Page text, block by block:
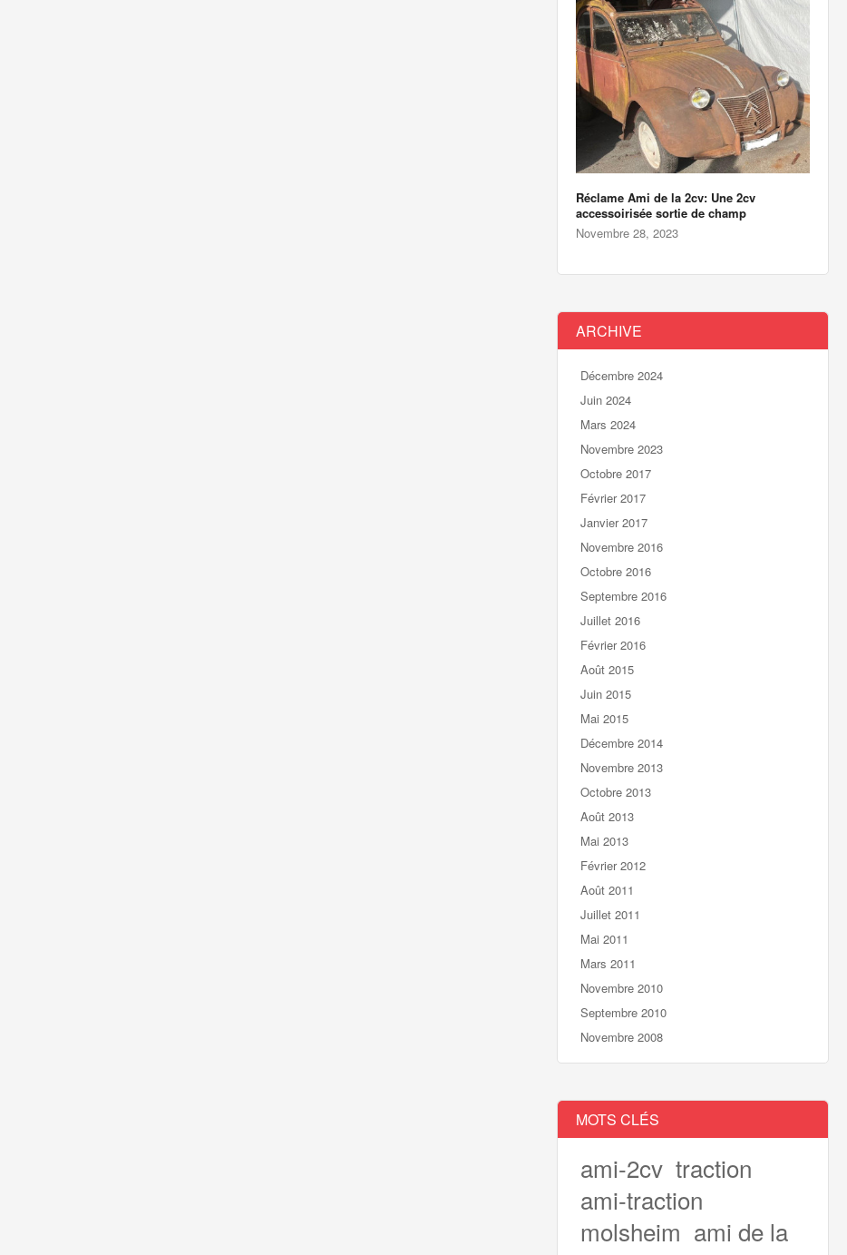
Réclame Ami de la 2cv: Une 2cv
accessoirisée sortie de champ
Novembre 28, 2023
ARCHIVE
Décembre 2024
Juin 2024
Mars 2024
Novembre 2023
Octobre 2017
Février 2017
Janvier 2017
Novembre 2016
Octobre 2016
Septembre 2016
Juillet 2016
Février 2016
Août 2015
Juin 2015
Mai 2015
Décembre 2014
Novembre 2013
Octobre 2013
Août 2013
Mai 2013
Février 2012
Août 2011
Juillet 2011
Mai 2011
Mars 2011
Novembre 2010
Septembre 2010
Novembre 2008
MOTS CLÉS
ami-2cv traction
ami-traction
molsheim ami de la